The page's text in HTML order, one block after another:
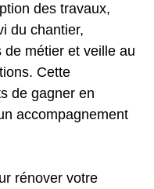
des travaux,
du chantier,
métier et veille au
Cette
de gagner en
accompagnement
rénover votre